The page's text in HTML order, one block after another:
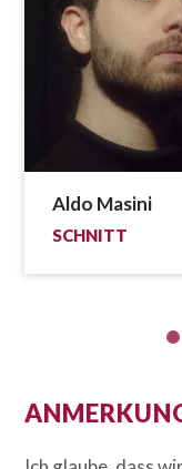
Aldo Masini
SCHNITT